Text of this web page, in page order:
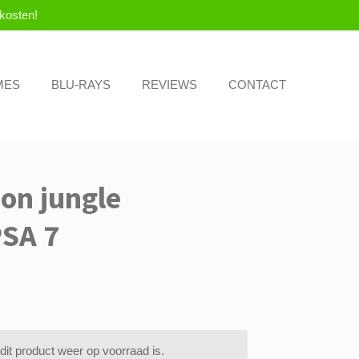
BLU-RAYS REVIEWS CONTACT
jungle
7
product weer op voorraad is.